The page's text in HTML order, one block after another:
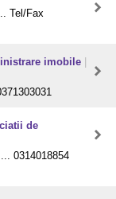
Tel/Fax
imobile
de
0314018854